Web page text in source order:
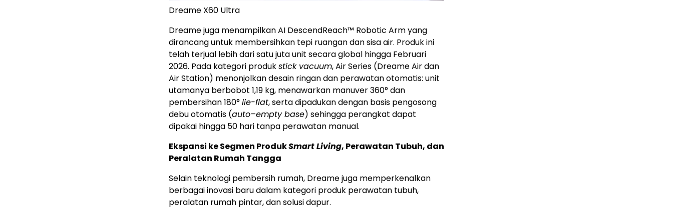
Dreame X60 Ultra
Dreame juga menampilkan AI DescendReach™ Robotic Arm yang
dirancang untuk membersihkan tepi ruangan dan sisa air. Produk ini
telah terjual lebih dari satu juta unit secara global hingga Februari
2026. Pada kategori produkstick vacuum, Air Series (Dreame Air dan
Air Station) menonjolkan desain ringan dan perawatan otomatis: unit
utamanya berbobot 1,19 kg, menawarkan manuver 360° dan
pembersihan 180°lie-flat, serta dipadukan dengan basis pengosong
debu otomatis (auto–empty base) sehingga perangkat dapat
dipakai hingga 50 hari tanpa perawatan manual.
Ekspansi ke Segmen ProdukSmart Living, Perawatan Tubuh, dan
Peralatan Rumah Tangga
Selain teknologi pembersih rumah, Dreame juga memperkenalkan
berbagai inovasi baru dalam kategori produk perawatan tubuh,
peralatan rumah pintar, dan solusi dapur.